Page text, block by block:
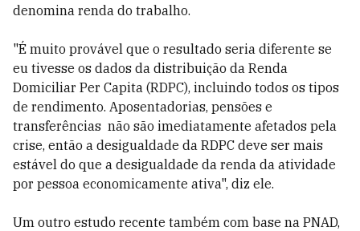
denomina renda do trabalho.
"É muito provável que o resultado seria diferente se
eu tivesse os dados da distribuição da Renda
Domiciliar Per Capita (RDPC), incluindo todos os tipos
de rendimento. Aposentadorias, pensões e
transferências não são imediatamente afetados pela
crise, então a desigualdade da RDPC deve ser mais
estável do que a desigualdade da renda da atividade
por pessoa economicamente ativa", diz ele.
Um outro estudo recente também com base na PNAD,